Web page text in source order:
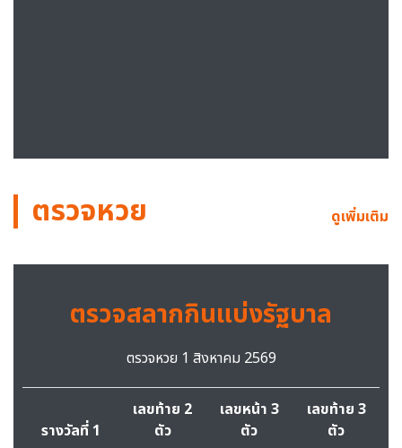
ตรวจหวย ดูเพิ่มเติม
ตรวจสลากกินแบ่งรัฐบาล
ตรวจหวย 1 สิงหาคม 2569
รางวัลที่ 1
เลขท้าย 2
ตัว
เลขหน้า 3
ตัว
เลขท้าย 3
ตัว